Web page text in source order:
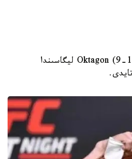
استانا. قازاقپارات - 28 - جەلتوقساندا قازاقستاندىق جالعاس جۇماعۇلوۆ (18-9) Oktagon ليگاسىندا